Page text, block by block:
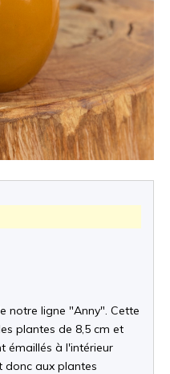
notre ligne "Anny". Cette
plantes de 8,5 cm et
émaillés à l'intérieur
donc aux plantes